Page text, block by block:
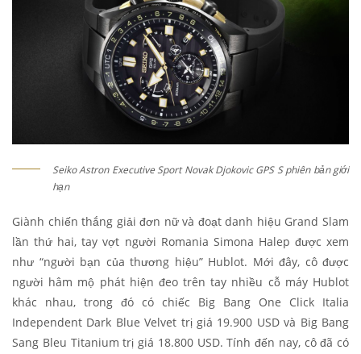
Seiko Astron Executive Sport Novak Djokovic GPS S phiên bản giới
hạn
Giành chiến thắng giải đơn nữ và đoạt danh hiệu Grand Slam
lần thứ hai, tay vợt người Romania Simona Halep được xem
như “người bạn của thương hiệu” Hublot. Mới đây, cô được
người hâm mộ phát hiện đeo trên tay nhiều cỗ máy Hublot
khác nhau, trong đó có chiếc Big Bang One Click Italia
Independent Dark Blue Velvet trị giá 19.900 USD và Big Bang
Sang Bleu Titanium trị giá 18.800 USD. Tính đến nay, cô đã có